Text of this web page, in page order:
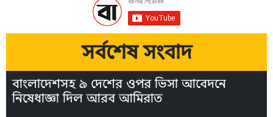
সর্বশেষ সংবাদ
বাংলাদেশসহ ৯ দেশের ওপর ভিসা আবেদনে
নিষেধাজ্ঞা দিল আরব আমিরাত